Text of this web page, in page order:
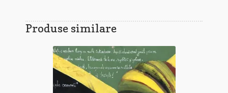
Produse similare